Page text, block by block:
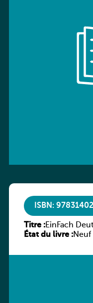
ISBN:
Titre :EinFach
deutschen
État du livre :Neuf